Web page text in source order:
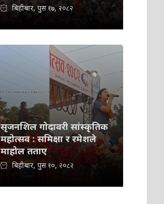
बिहीबार, पुस १७, २०८२
सृजनशिल गोदावरी सांस्कृतिक
महोत्सव : समिक्षा र रमेशले
माहोल तताए
बिहीबार, पुस १०, २०८२